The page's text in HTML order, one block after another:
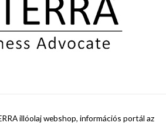
illóolaj webshop, információs portál az